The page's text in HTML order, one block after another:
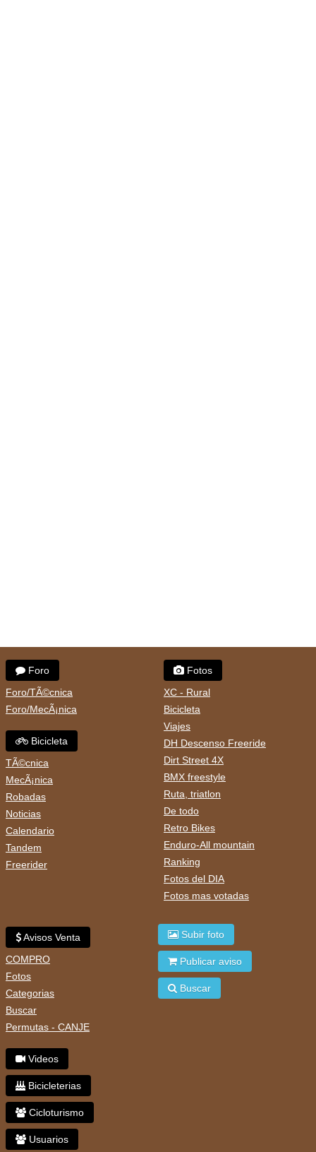
Foro
Foro/TÃ©cnica
Foro/MecÃ¡nica
Bicicleta
TÃ©cnica
MecÃ¡nica
Robadas
Noticias
Calendario
Tandem
Freerider
Fotos
XC - Rural
Bicicleta
Viajes
DH Descenso Freeride
Dirt Street 4X
BMX freestyle
Ruta, triatlon
De todo
Retro Bikes
Enduro-All mountain
Ranking
Fotos del DIA
Fotos mas votadas
Avisos Venta
COMPRO
Fotos
Categorias
Buscar
Permutas - CANJE
Videos
Bicicleterias
Cicloturismo
Usuarios
Subir foto
Publicar aviso
Buscar